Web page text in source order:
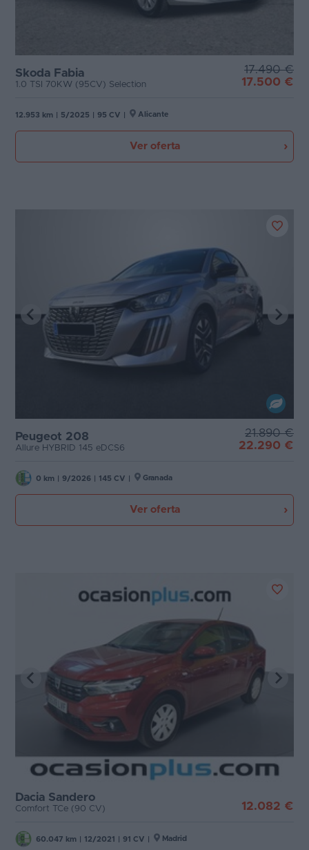
Skoda Fabia
1.0 TSI 70KW (95CV) Selection
17.490 €
17.500 €
12.953 km 5/2025 95 CV Alicante
Ver oferta
Peugeot 208
Allure HYBRID 145 eDCS6
21.890 €
22.290 €
0 km 9/2026 145 CV Granada
Ver oferta
Dacia Sandero
Comfort TCe (90 CV) 12.082 €
60.047 km 12/2021 91 CV Madrid